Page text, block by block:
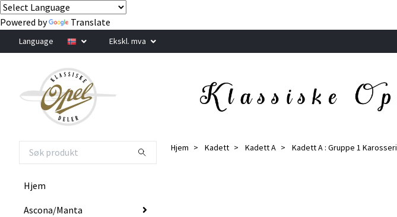
Powered by Translate
Language Ekskl. mva
Hjem
Ascona/Manta
Hjem Kadett Kadett A Kadett A : Gruppe 1 Karosseri